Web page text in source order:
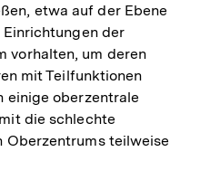
etwa auf der Ebene
der
vorhalten, um deren
mit Teilfunktionen
einige oberzentrale
die schlechte
Oberzentrums teilweise